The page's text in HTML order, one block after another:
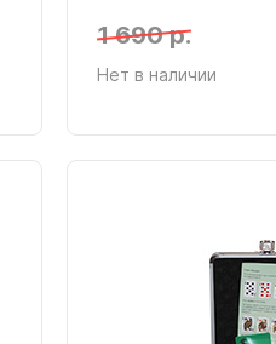
1 690 р.
Нет в наличии